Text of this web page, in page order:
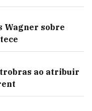
Wagner sobre
ao atribuir